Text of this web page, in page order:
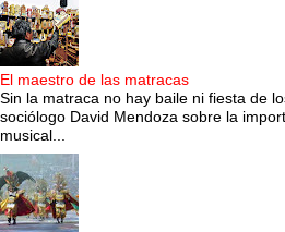
El maestro de las matracas
Sin la matraca no hay baile ni fiesta de
sociólogo David Mendoza sobre la
musical...